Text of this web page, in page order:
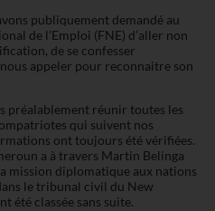
publiquement demandé au
de l’Emploi (FNE) d’aller non
de se confesser
appeler pour reconnaitre son
préalablement réunir toutes les
qui suivent nos
ont toujours été vérifiées.
a à travers Martin Belinga
mission diplomatique aux nations
le tribunal civil du New
été classée sans suite.